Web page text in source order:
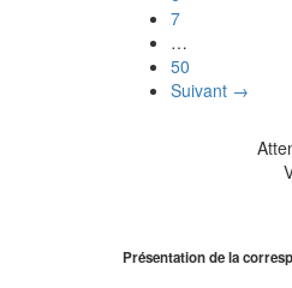
7
…
50
Suivant →
Présentation de la